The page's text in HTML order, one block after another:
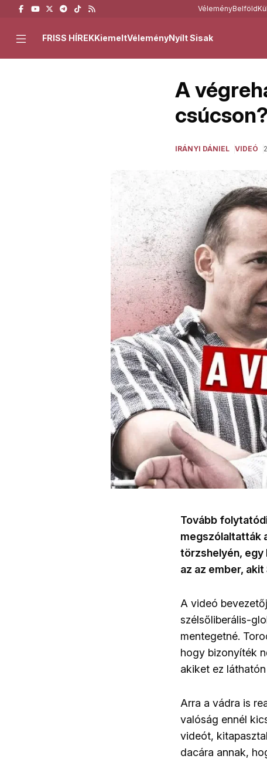
VéleményBelföld
FRISS HÍREKKiemeltVéleményNyílt Sisak
A
csúcson?
IRÁNYI DÁNIEL VIDEÓ
Tovább
megszólaltatták
törzshelyén, egy
az az ember,
A videó
szélsőliberális-
mentegetné.
hogy bizonyíték
akiket ez
Arra a vádra is
valóság ennél
videót,
dacára annak,